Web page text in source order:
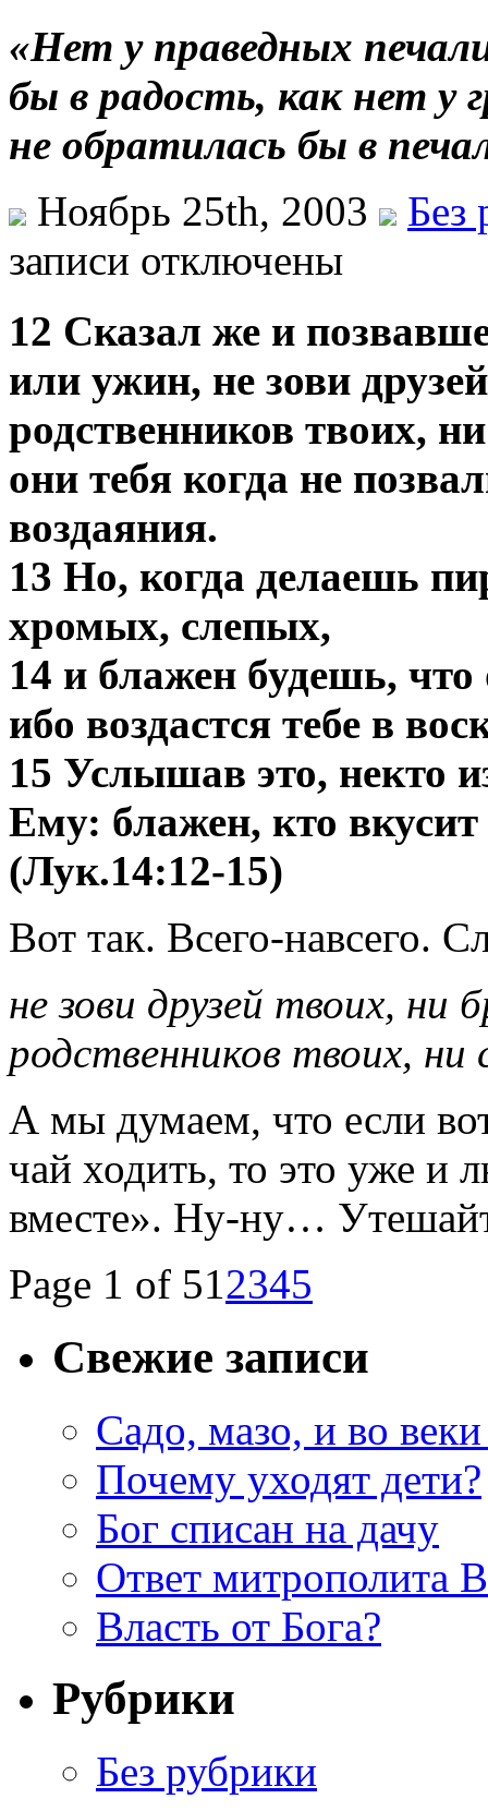
«Нет у праведных
бы в радость, как нет у
не обратилась бы в
Ноябрь 25th, 2003
Без
записи отключены
12 Сказал же и
или ужин, не зови
родственников твоих,
они тебя когда не
воздаяния.
13 Но, когда делаешь
хромых, слепых,
14 и блажен будешь, что
ибо воздастся тебе в
15 Услышав это, некто
Ему: блажен, кто
(Лук.14:12-15)
Вот так. Всего-навсего.
не зови друзей твоих, ни
родственников твоих, ни
А мы думаем, что если
чай ходить, то это уже
вместе». Ну-ну…
Page 1 of 512345
Свежие записи
Садо, мазо, и во веки
Почему уходят дети?
Бог списан на дачу
Ответ митрополита
Власть от Бога?
Рубрики
Без рубрики